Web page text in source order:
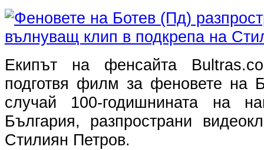
Екипът на фенсайта
подготвя филм за феновете на
случай 100-годишнината на
България, разпространи
Стилиян Петров.